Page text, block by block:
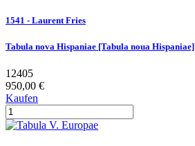
1541 - Laurent Fries
Tabula nova Hispaniae [Tabula noua Hispaniae]
12405
950,00 €
Kaufen